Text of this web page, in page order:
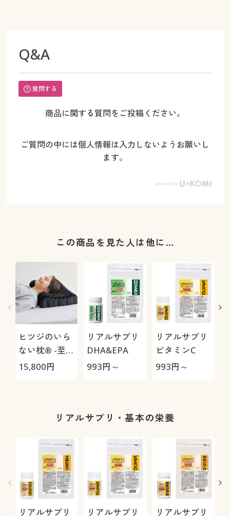
Q&A
質問する
商品に関する質問をご投稿ください。
ご質問の中には個人情報は入力しないようお願いし
ます。
この商品を見た人は他に…
ヒツジのいら
ない枕® -至
極-
15,800円
リアルサプリ
DHA&EPA
993円～
リアルサプリ
ビタミンC
993円～
リアルサプリ・基本の栄養
リアルサプリ リアルサプリ リアルサプリ